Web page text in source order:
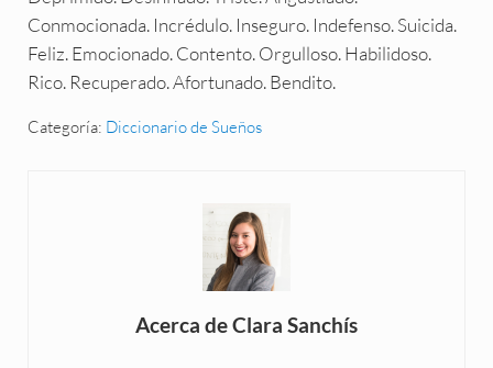
Conmocionada. Incrédulo. Inseguro. Indefenso. Suicida.
Feliz. Emocionado. Contento. Orgulloso. Habilidoso.
Rico. Recuperado. Afortunado. Bendito.
Categoría: Diccionario de Sueños
Acerca deClara Sanchís